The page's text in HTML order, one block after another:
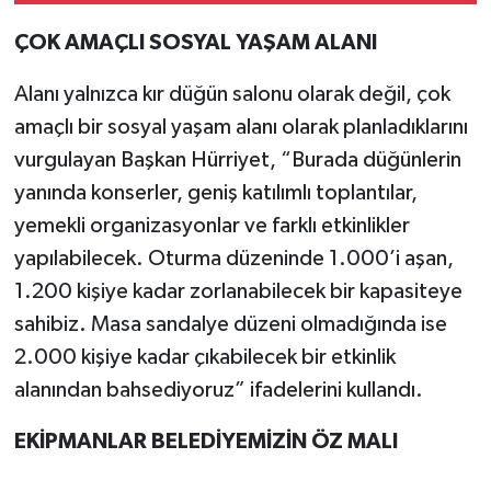
ÇOK AMAÇLI SOSYAL YAŞAM ALANI
Alanı yalnızca kır düğün salonu olarak değil, çok
amaçlı bir sosyal yaşam alanı olarak planladıklarını
vurgulayan Başkan Hürriyet, “Burada düğünlerin
yanında konserler, geniş katılımlı toplantılar,
yemekli organizasyonlar ve farklı etkinlikler
yapılabilecek. Oturma düzeninde 1.000’i aşan,
1.200 kişiye kadar zorlanabilecek bir kapasiteye
sahibiz. Masa sandalye düzeni olmadığında ise
2.000 kişiye kadar çıkabilecek bir etkinlik
alanından bahsediyoruz” ifadelerini kullandı.
EKİPMANLAR BELEDİYEMİZİN ÖZ MALI